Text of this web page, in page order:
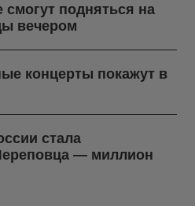
смогут подняться на
вечером
концерты покажут в
стала
— миллион